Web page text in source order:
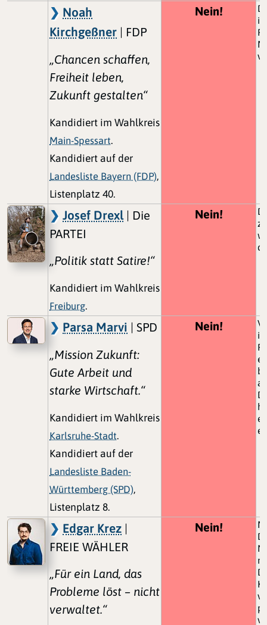
Noah
Kirchgeßner | FDP
„Chancen schaffen,
Freiheit leben,
Zukunft gestalten“
Kandidiert im Wahlkreis
Main-Spessart.
Kandidiert auf der
Landesliste Bayern (FDP),
Listenplatz 40.
Nein!
Josef Drexl| Die
PARTEI
„Politik statt Satire!“
Kandidiert im Wahlkreis
Freiburg.
Nein!
Parsa Marvi | SPD
„Mission Zukunft:
Gute Arbeit und
starke Wirtschaft.“
Kandidiert im Wahlkreis
Karlsruhe-Stadt.
Kandidiert auf der
Landesliste Baden-
Württemberg (SPD),
Listenplatz 8.
Nein!
Edgar Krez |
FREIE WÄHLER
„Für ein Land, das
Probleme löst – nicht
verwaltet.“
Nein!